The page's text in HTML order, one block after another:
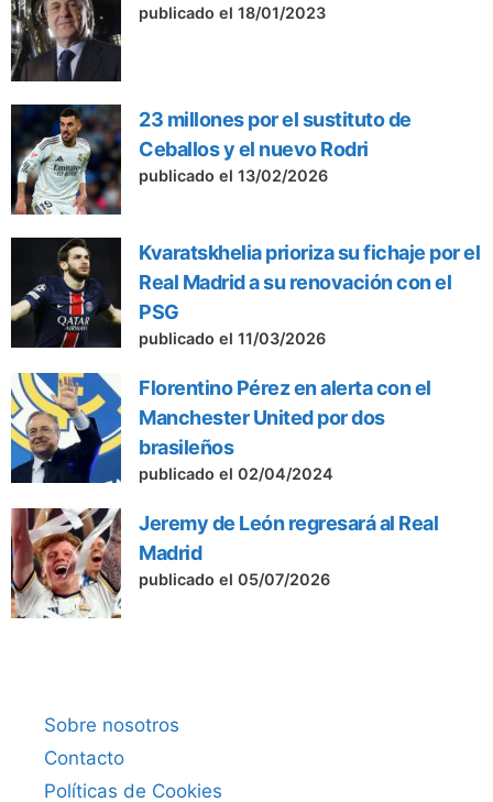
publicado el 18/01/2023
23 millones por el sustituto de
Ceballos y el nuevo Rodri
publicado el 13/02/2026
Kvaratskhelia prioriza su fichaje por el
Real Madrid a su renovación con el
PSG
publicado el 11/03/2026
Florentino Pérez en alerta con el
Manchester United por dos
brasileños
publicado el 02/04/2024
Jeremy de León regresará al Real
Madrid
publicado el 05/07/2026
Sobre nosotros
Contacto
Políticas de Cookies